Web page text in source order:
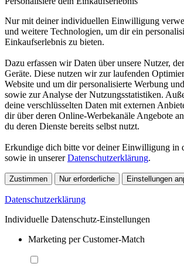
Nur mit deiner individuellen Einwilligung
und weitere Technologien, um dir ein
Einkaufserlebnis zu bieten.
Dazu erfassen wir Daten über unsere Nutzer,
Geräte. Diese nutzen wir zur laufenden
Website und um dir personalisierte Werbung
sowie zur Analyse der Nutzungsstatistiken.
deine verschlüsselten Daten mit externen
dir über deren Online-Werbekanäle Angebote
du deren Dienste bereits selbst nutzt.
Erkundige dich bitte vor deiner Einwilligung in
sowie in unsererDatenschutzerklärung.
Zustimmen Nur erforderliche Einstellungen
Datenschutzerklärung
Individuelle Datenschutz-Einstellungen
Marketing per Customer-Match